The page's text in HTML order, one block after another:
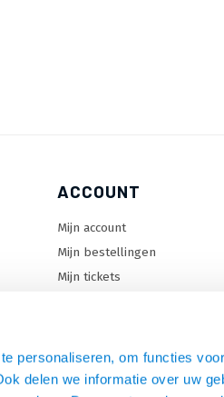
personaliseren, om functies
delen we informatie over uw
ACCOUNT
Mijn account
Mijn bestellingen
Mijn tickets